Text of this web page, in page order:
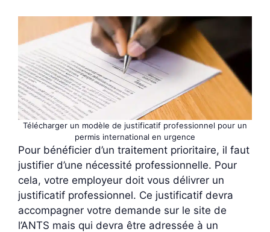
Télécharger un modèle de justificatif professionnel pour un
permis international en urgence
Pour bénéficier d’un traitement prioritaire, il faut
justifier d’une nécessité professionnelle. Pour
cela, votre employeur doit vous délivrer un
justificatif professionnel. Ce justificatif devra
accompagner votre demande sur le site de
l’ANTS mais qui devra être adressée à un